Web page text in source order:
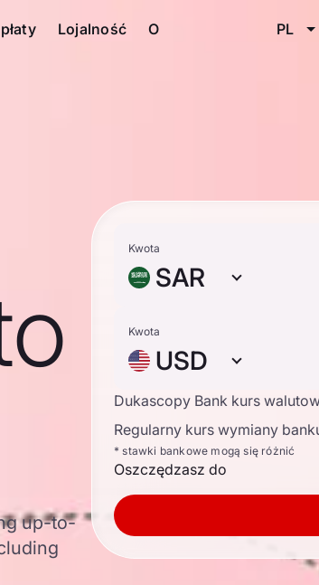
Lojalność O PL
up-to-
Kwota
SAR
Kwota
USD
Dukascopy Bank kurs
Regularny kurs wymiany
* stawki bankowe mogą się różnić
Oszczędzasz do